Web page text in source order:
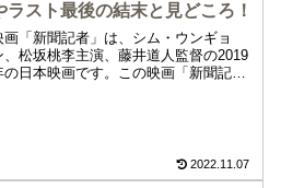
ラスト最後の結末と見どころ！
画「新聞記者」は、シム・ウンギョ
、松坂桃李主演、藤井道人監督の2019
の日本映画です。この映画「新聞記
2022.11.07